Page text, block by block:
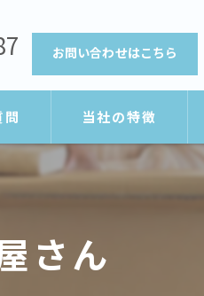
お問い合わせはこちら
問 当社の特徴
遺品整理
ゴミ屋敷
さん